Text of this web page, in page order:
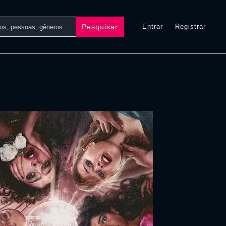
Pesquisar Entrar Registrar